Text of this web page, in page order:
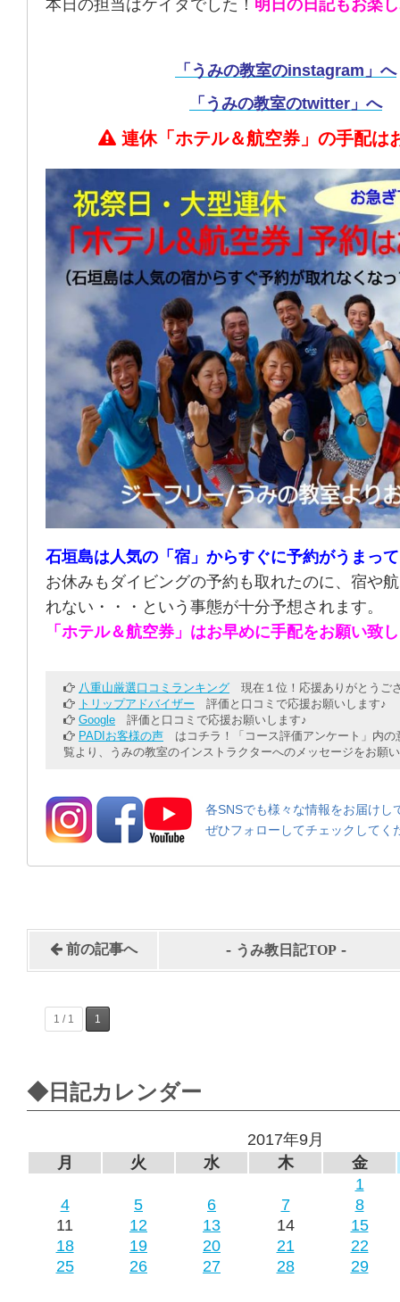
本日の担当はケイタでした！ 明日の日記もお楽
「うみの教室のinstagram」へ
「うみの教室のtwitter」へ
連休「ホテル＆航空券」の手配は
石垣島は人気の「宿」からすぐに予約がうまっ
お休みもダイビングの予約も取れたのに、宿や
れない・・・という事態が十分予想されます。
「ホテル＆航空券」はお早めに手配をお願い致
八重山厳選口コミランキング 現在１位！応援ありがとうご
トリップアドバイザー 評価と口コミで応援お願いします♪
Google 評価と口コミで応援お願いします♪
PADIお客様の声 はコチラ！「コース評価アンケート」内の
覧より、うみの教室のインストラクターへのメッセージをお願
各SNSでも様々な情報をお届けし
ぜひフォローしてチェックしてく
前の記事へ - うみ教日記TOP -
1 / 1 1
◆日記カレンダー
2017年9月
月
火 水 木
金
1
4
5 6 7
8
11
12 13 14
15
18
19 20 21
22
25
26 27 28 29